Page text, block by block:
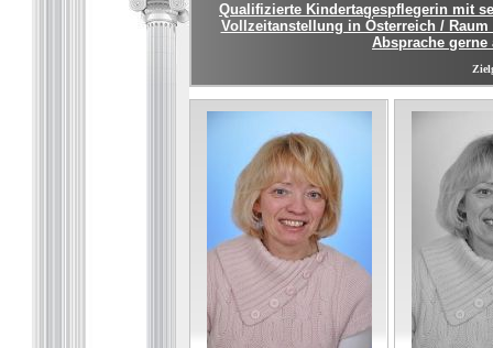
Qualifizierte Kindertagespflegerin mit
Vollzeitanstellung in Österreich /
Absprache